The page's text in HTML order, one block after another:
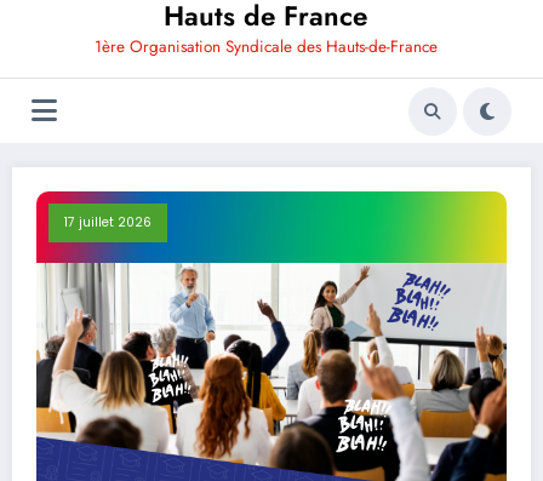
Hauts de France
1ère Organisation Syndicale des Hauts-de-France
17 juillet 2026